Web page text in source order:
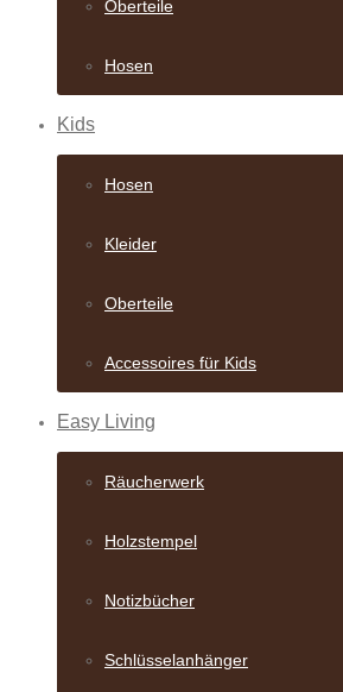
Oberteile
Hosen
Kids
Hosen
Kleider
Oberteile
Accessoires für Kids
Easy Living
Räucherwerk
Holzstempel
Notizbücher
Schlüsselanhänger